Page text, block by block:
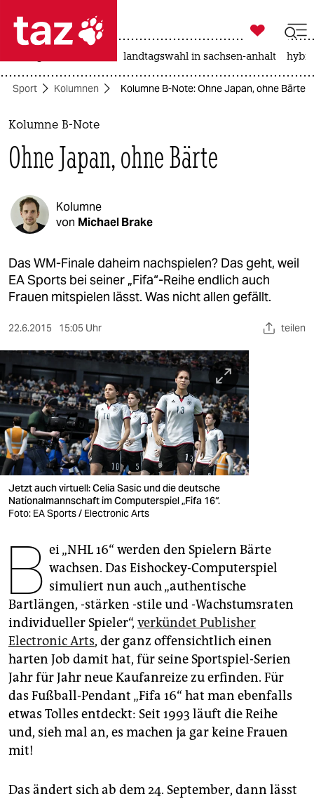
 taz zahl ich
taz zahl ich
themen
politik
öko
gesellschaft
kultur
sport
nord
wahrheit
verlag
verlag
veranstaltungen
shop
fragen & hilfe
unterstützen
genossenschaft
epaper login

taz zahl ich
landtagswahl in sachsen-anhalt
Sport Kolumnen Kolumne B-Note: Ohne Japan, ohne Bärte
Kolumne B-Note
Ohne Japan, ohne Bärte
Kolumne
von Michael Brake
Das WM-Finale daheim nachspielen? Das geht, weil
EA Sports bei seiner „Fifa“-Reihe endlich auch
Frauen mitspielen lässt. Was nicht allen gefällt.
22.6.2015 15:05 Uhr teilen
Jetzt auch virtuell: Celia Sasic und die deutsche
Nationalmannschaft im Computerspiel „Fifa 16“.
Foto: EA Sports / Electronic Arts
B ei „NHL 16“ werden den Spielern Bärte
wachsen. Das Eishockey-Computerspiel
simuliert nun auch „authentische
Bartlängen, -stärken -stile und -Wachstumsraten
individueller Spieler“, verkündet Publisher
Electronic Arts, der ganz offensichtlich einen
harten Job damit hat, für seine Sportspiel-Serien
Jahr für Jahr neue Kaufanreize zu erfinden. Für
das Fußball-Pendant „Fifa 16“ hat man ebenfalls
etwas Tolles entdeckt: Seit 1993 läuft die Reihe
und, sieh mal an, es machen ja gar keine Frauen
mit!
Das ändert sich ab dem 24. September, dann lässt